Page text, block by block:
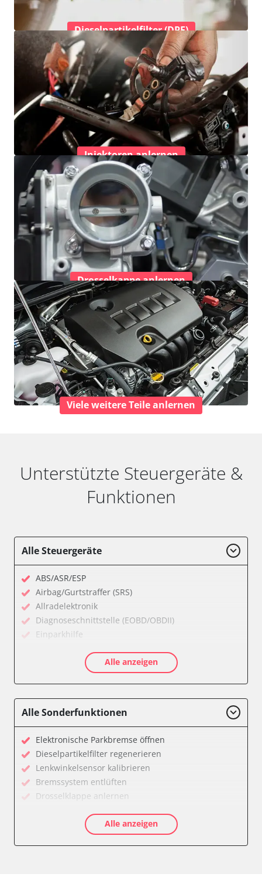
Dieselpartikelfilter (DPF)
Injektoren anlernen
Drosselkappe anlernen
Viele weitere Teile anlernen
Unterstützte Steuergeräte &
Funktionen
Alle Steuergeräte
ABS/ASR/ESP
Airbag/Gurtstraffer (SRS)
Allradelektronik
Diagnoseschnittstelle (EOBD/OBDII)
Einparkhilfe
Getriebesteuerung
Karosseriesteuerung
Lichtsteuerung
Reifendruckkontrolle (RDK)
Servolenkung
Soundsystem
Wegfahrsperre
Zentralelektronik
Zentralelektronik vorne Beifahrer
Verfügbarkeit abhängig von Modell, Motorisierung, Ausstattung
und Konfiguration
Alle anzeigen
Alle Sonderfunktionen
Elektronische Parkbremse öffnen
Dieselpartikelfilter regenerieren
Lenkwinkelsensor kalibrieren
Bremssystem entlüften
Drosselklappe anlernen
Kraftstofftank entleeren
Elektronische Parkbremse kalibrieren
Alle anzeigen